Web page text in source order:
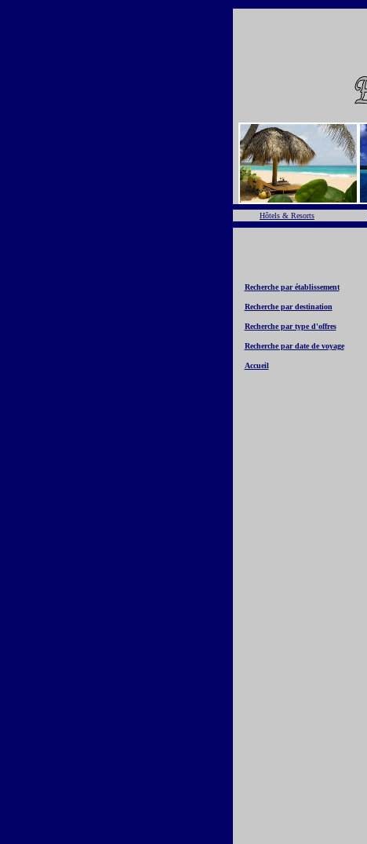
Hôtels & Resorts
Recherche par établissement
Recherche par destination
Recherche par type d'offres
Recherche par date de voyage
Accueil